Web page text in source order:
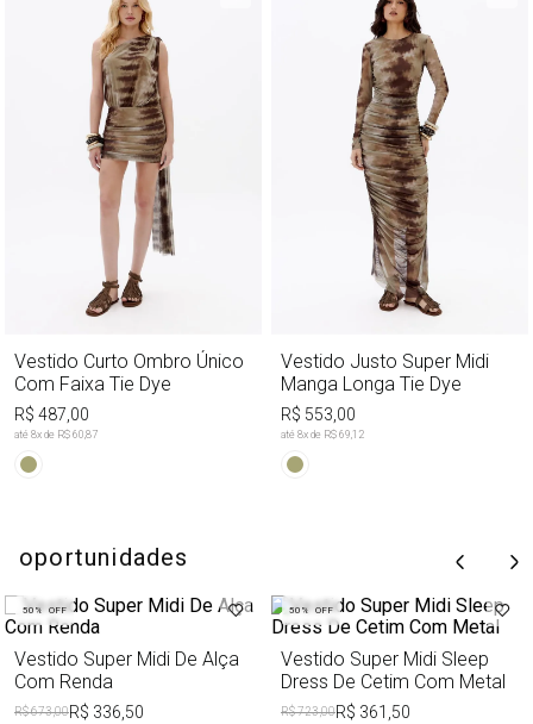
Vestido Curto Ombro Único
Com Faixa Tie Dye
R$ 487,00
até 8x de R$ 60,87
Vestido Justo Super Midi
Manga Longa Tie Dye
R$ 553,00
até 8x de R$ 69,12
oportunidades
50% OFF
Vestido Super Midi De Alça
Com Renda
R$ 673,00R$ 336,50
50% OFF
Vestido Super Midi Sleep
Dress De Cetim Com Metal
R$ 723,00R$ 361,50